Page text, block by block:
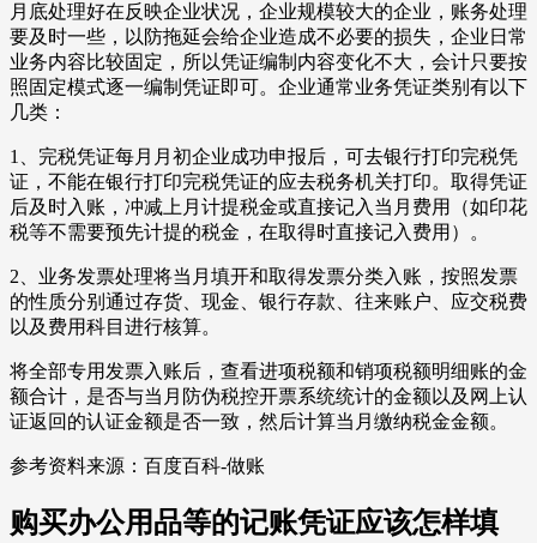
月底处理好在反映企业状况，企业规模较大的企业，账务处理
要及时一些，以防拖延会给企业造成不必要的损失，企业日常
业务内容比较固定，所以凭证编制内容变化不大，会计只要按
照固定模式逐一编制凭证即可。企业通常业务凭证类别有以下
几类：
1、完税凭证每月月初企业成功申报后，可去银行打印完税凭
证，不能在银行打印完税凭证的应去税务机关打印。取得凭证
后及时入账，冲减上月计提税金或直接记入当月费用（如印花
税等不需要预先计提的税金，在取得时直接记入费用）。
2、业务发票处理将当月填开和取得发票分类入账，按照发票
的性质分别通过存货、现金、银行存款、往来账户、应交税费
以及费用科目进行核算。
将全部专用发票入账后，查看进项税额和销项税额明细账的金
额合计，是否与当月防伪税控开票系统统计的金额以及网上认
证返回的认证金额是否一致，然后计算当月缴纳税金金额。
参考资料来源：百度百科-做账
购买办公用品等的记账凭证应该怎样填